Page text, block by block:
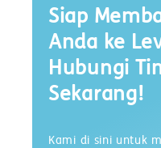
Siap
Anda ke
Hubungi
Sekarang!
Kami di sini untuk